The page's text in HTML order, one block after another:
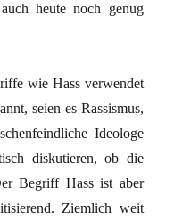
heute noch genug
wie Hass verwendet
seien es Rassismus,
Ideologe
diskutieren, ob die
Begriff Hass ist aber
Ziemlich weit